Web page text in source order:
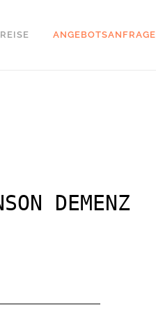
ANGEBOTSANFRAGE
DEMENZ